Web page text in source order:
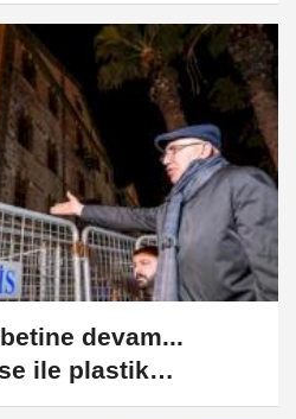
devam...
ile plastik